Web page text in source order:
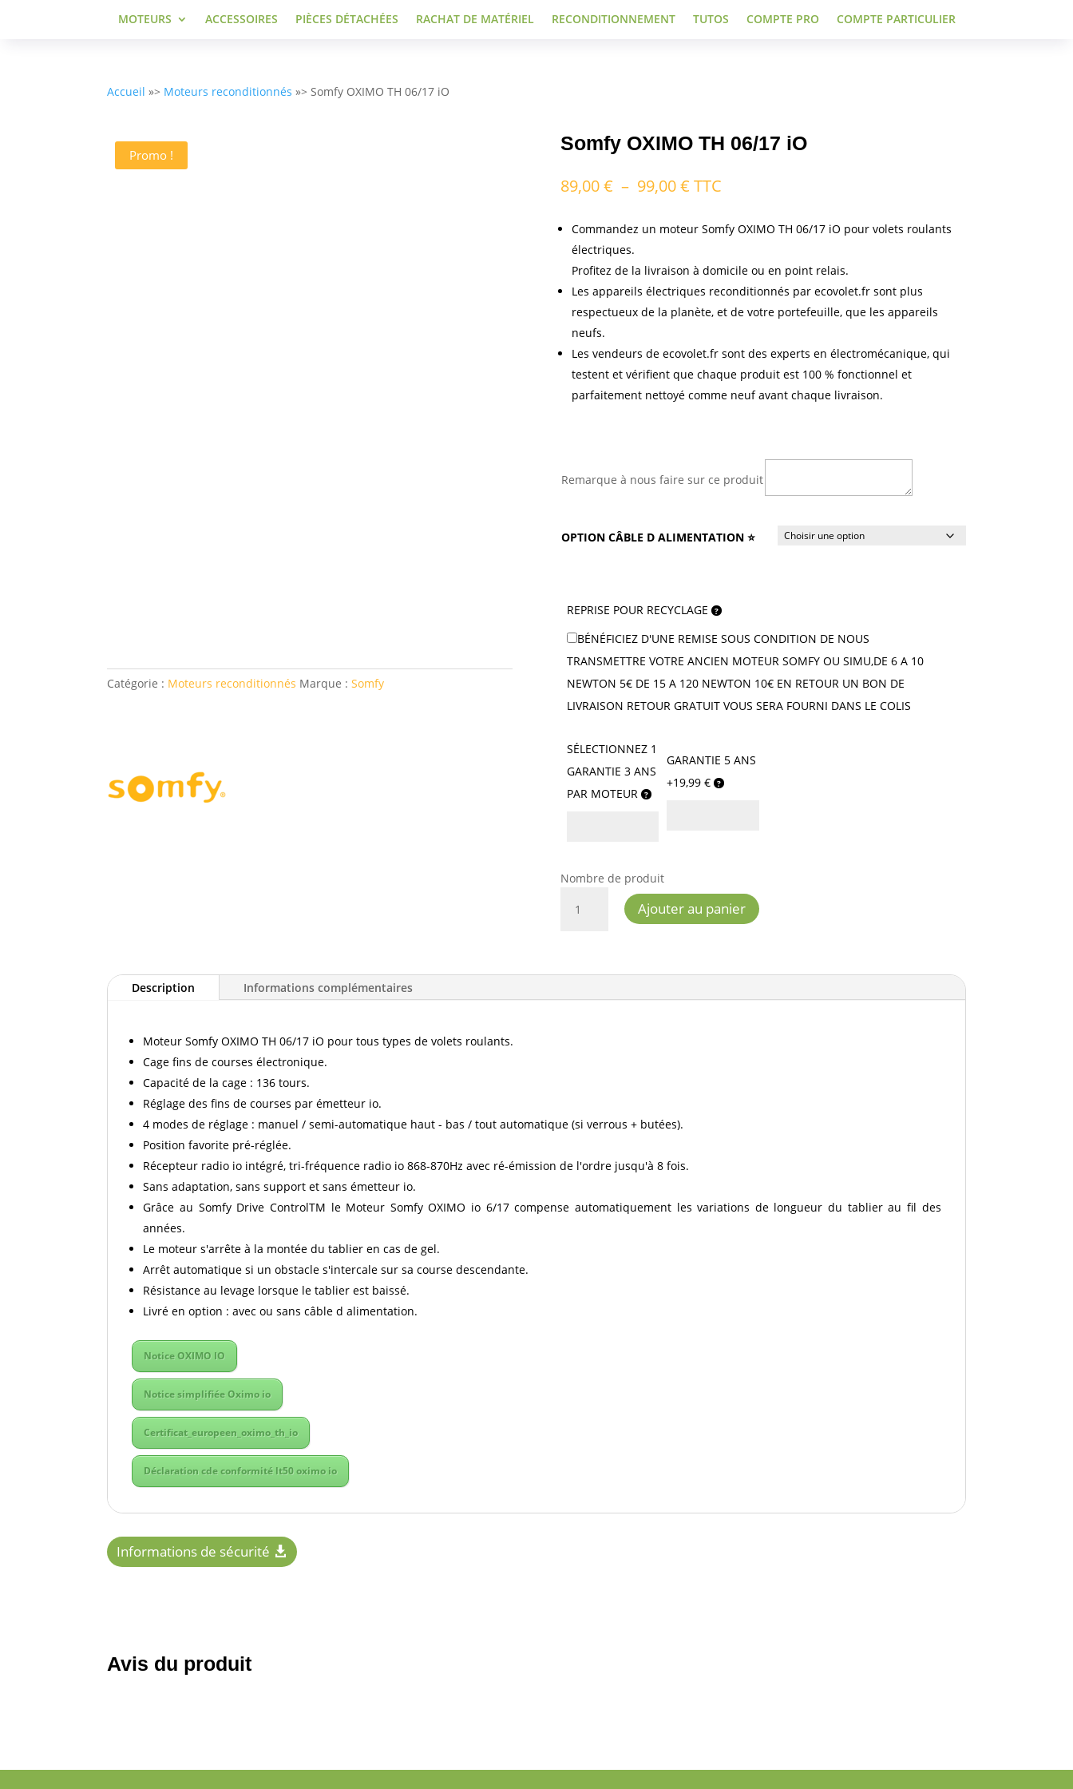
MOTEURS ACCESSOIRES PIÈCES DÉTACHÉES RACHAT DE MATÉRIEL RECONDITIONNEMENT TUTOS COMPTE PRO COMPTE PARTICULIER
Accueil »> Moteurs reconditionnés »> Somfy OXIMO TH 06/17 iO
Promo !
Catégorie : Moteurs reconditionnés Marque :Somfy
Somfy OXIMO TH 06/17 iO
89,00€ – 99,00€Plage
prix :
89,00 €
99,00 €
TTC
Commandez un moteur Somfy OXIMO TH 06/17 iO pour volets roulants
électriques.
Profitez de la livraison à domicile ou en point relais.
Les appareils électriques reconditionnés par ecovolet.fr sont plus
respectueux de la planète, et de votre portefeuille, que les appareils
neufs.
Les vendeurs de ecovolet.fr sont des experts en électromécanique, qui
testent et vérifient que chaque produit est 100 % fonctionnel et
parfaitement nettoyé comme neuf avant chaque livraison.
Remarque à nous faire sur ce produit
OPTION CÂBLE D ALIMENTATION ⭐
REPRISE POUR RECYCLAGE
BÉNÉFICIEZ D'UNE REMISE SOUS CONDITION DE NOUS
TRANSMETTRE VOTRE ANCIEN MOTEUR SOMFY OU SIMU,DE 6 A 10
NEWTON 5€ DE 15 A 120 NEWTON 10€ EN RETOUR UN BON DE
LIVRAISON RETOUR GRATUIT VOUS SERA FOURNI DANS LE COLIS
SÉLECTIONNEZ 1
GARANTIE 3 ANS
PAR MOTEUR
GARANTIE 5 ANS
+19,99 €
Nombre de produit
Ajouter au panier
Description Informations complémentaires
Moteur Somfy OXIMO TH 06/17 iO pour tous types de volets roulants.
Cage fins de courses électronique.
Capacité de la cage : 136 tours.
Réglage des fins de courses par émetteur io.
4 modes de réglage : manuel / semi-automatique haut - bas / tout automatique (si verrous + butées).
Position favorite pré-réglée.
Récepteur radio io intégré, tri-fréquence radio io 868-870Hz avec ré-émission de l'ordre jusqu'à 8 fois.
Sans adaptation, sans support et sans émetteur io.
Grâce au Somfy Drive ControlTM le Moteur Somfy OXIMO io 6/17 compense automatiquement les variations de longueur du tablier au fil des
années.
Le moteur s'arrête à la montée du tablier en cas de gel.
Arrêt automatique si un obstacle s'intercale sur sa course descendante.
Résistance au levage lorsque le tablier est baissé.
Livré en option : avec ou sans câble d alimentation.
Notice OXIMO IO
Notice simplifiée Oximo io
Certificat_europeen_oximo_th_io
Déclaration cde conformité lt50 oximo io
Informations de sécurité
Avis du produit